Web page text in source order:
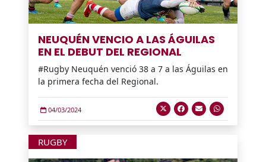
NEUQUÉN VENCIO A LAS ÁGUILAS
EN EL DEBUT DEL REGIONAL
#Rugby Neuquén venció 38 a 7 a las Águilas en
la primera fecha del Regional.
04/03/2024
RUGBY